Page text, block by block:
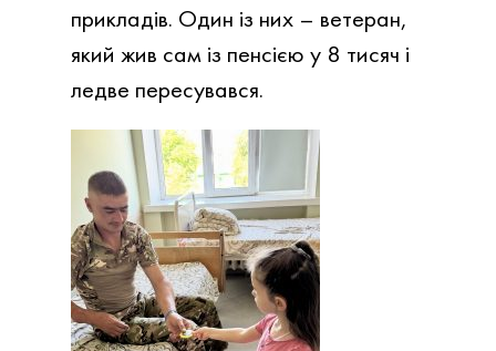
прикладів. Один із них – ветеран,
який жив сам із пенсією у 8 тисяч і
ледве пересувався.